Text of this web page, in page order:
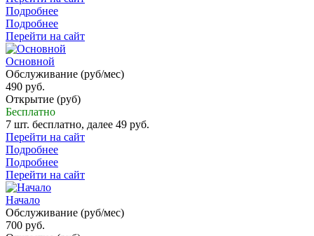
Подробнее
Подробнее
Перейти на сайт
Основной
Обслуживание (руб/мес)
490 руб.
Открытие (руб)
Бесплатно
7 шт. бесплатно, далее 49 руб.
Перейти на сайт
Подробнее
Подробнее
Перейти на сайт
Начало
Обслуживание (руб/мес)
700 руб.